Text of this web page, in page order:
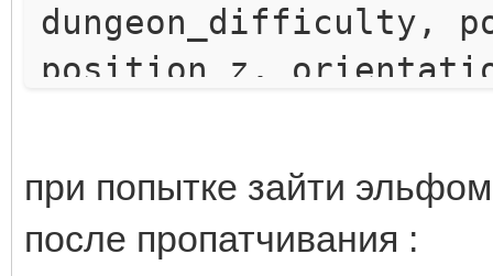
dungeon_difficulty,
position_z,
logout_time,
resettalents_cost,
trans_y, trans_z,
при попытке зайти
после пропатчивания :